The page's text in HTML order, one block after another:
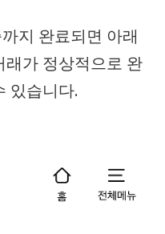
지 완료되면 아래
가 정상적으로 완
있습니다.